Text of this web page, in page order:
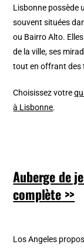
Lisbonne possède
souvent situées
ou Bairro Alto.
de la ville, ses
tout en offrant des
Choisissez votre
à Lisbonne.
Auberge de
complète >>
Los Angeles